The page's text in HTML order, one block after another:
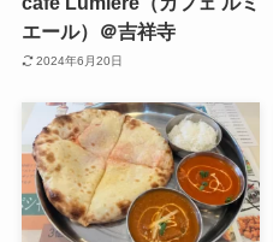
エール）＠吉祥寺
2024年6月20日